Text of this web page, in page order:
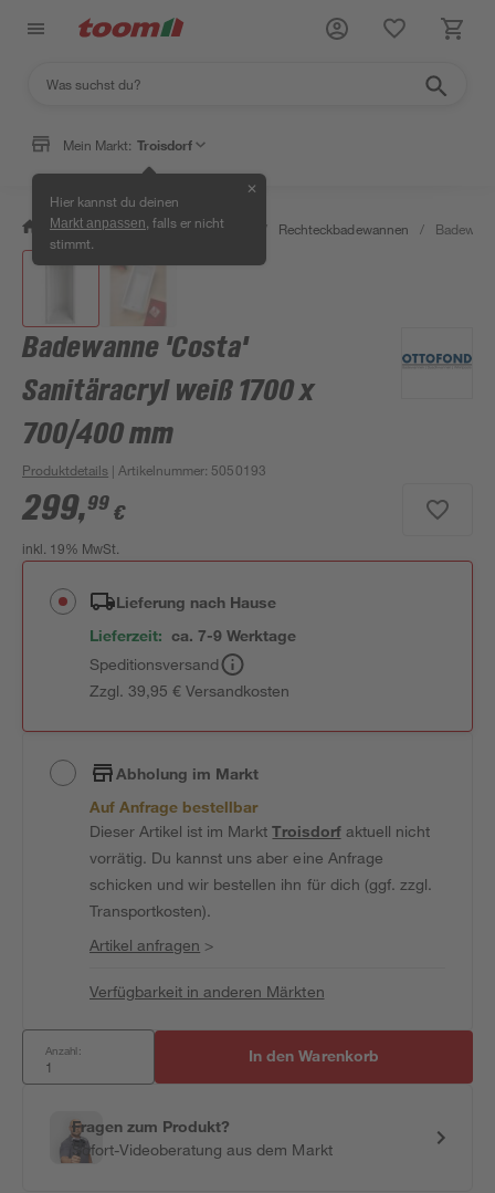
Mein Markt: Troisdorf
Hier kannst du deinen
Markt anpassen , falls er nicht
stimmt.
✕
/ Bad & Sanitär / Badewannen / Rechteckbadewannen /
Badewanne 'Costa'
Sanitäracryl weiß 1700 x
700/400 mm
Produktdetails | Artikelnummer: 5050193
299,99 €
inkl. 19% MwSt.
Lieferung nach Hause
Lieferzeit: ca. 7-9 Werktage
Speditionsversand
Zzgl. 39,95 € Versandkosten
Abholung im Markt
Auf Anfrage bestellbar
Dieser Artikel ist im MarktTroisdorfaktuell nicht
vorrätig. Du kannst uns aber eine Anfrage
schicken und wir bestellen ihn für dich (ggf. zzgl.
Transportkosten).
Artikel anfragen >
Verfügbarkeit in anderen Märkten
Anzahl: In den Warenkorb
Fragen zum Produkt?
Sofort-Videoberatung aus dem Markt